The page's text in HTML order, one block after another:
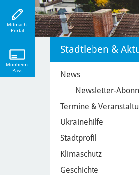
Stadtleben &
News
Newsletter-
Termine &
Ukrainehilfe
Stadtprofil
Klimaschutz
Geschichte
Mitmach-
Portal
Monheim-
Pass